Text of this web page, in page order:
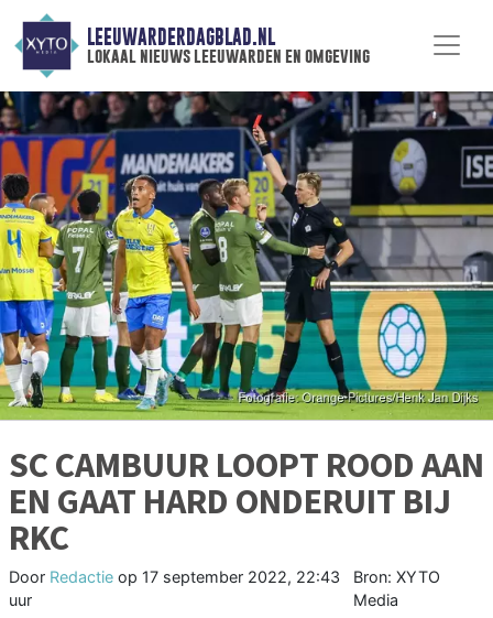
LEEUWARDERDAGBLAD.NL
lokaal nieuws leeuwarden en omgeving
SC CAMBUUR LOOPT ROOD AAN
EN GAAT HARD ONDERUIT BIJ
RKC
Door Redactie op 17 september 2022, 22:43
uur
Bron: XYTO
Media